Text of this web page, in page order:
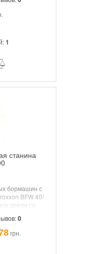
1
станина
бормашин с
BFW 40/
дрели со
KRESS,
0
грн.